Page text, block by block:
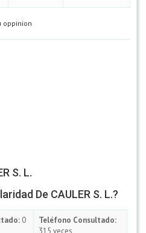
oppinion
S. L.
De CAULER S. L.?
0
Teléfono Consultado:
315 veces